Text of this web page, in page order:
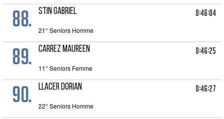
88. STIN GABRIEL 0:46:04
21° Seniors Homme
89. CARREZ MAUREEN 0:46:25
11° Seniors Femme
90. LLACER DORIAN 0:46:27
22° Seniors Homme